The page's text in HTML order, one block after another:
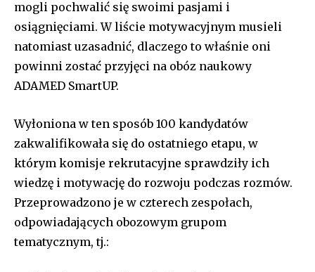
mogli pochwalić się swoimi pasjami i
osiągnięciami. W liście motywacyjnym musieli
natomiast uzasadnić, dlaczego to właśnie oni
powinni zostać przyjęci na obóz naukowy
ADAMED SmartUP.
Wyłoniona w ten sposób 100 kandydatów
zakwalifikowała się do ostatniego etapu, w
którym komisje rekrutacyjne sprawdziły ich
wiedzę i motywację do rozwoju podczas rozmów.
Przeprowadzono je w czterech zespołach,
odpowiadających obozowym grupom
tematycznym, tj.: